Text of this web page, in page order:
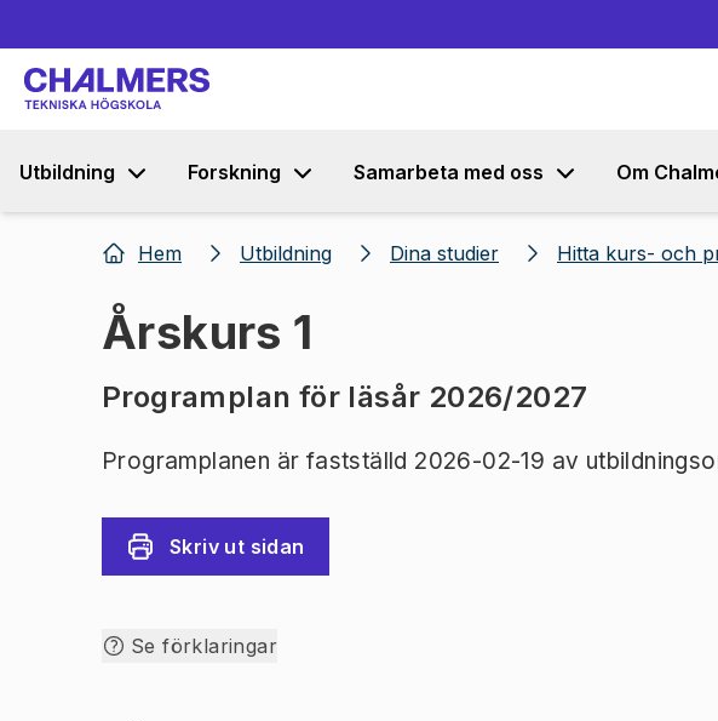
Utbildning Forskning Samarbeta med oss Om
Hem Utbildning Dina studier Hitta kurs- och
Årskurs 1
Programplan för läsår 2026/2027
Programplanen är fastställd 2026-02-19 av
Skriv ut sidan
Se förklaringar